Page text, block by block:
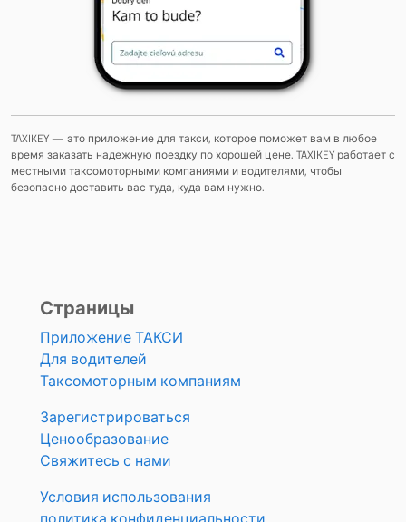
TAXIKEY — это приложение для такси, которое поможет вам в любое
время заказать надежную поездку по хорошей цене. TAXIKEY работает с
местными таксомоторными компаниями и водителями, чтобы
безопасно доставить вас туда, куда вам нужно.
Страницы
Приложение ТАКСИ
Для водителей
Таксомоторным компаниям
Зарегистрироваться
Ценообразование
Свяжитесь с нами
Условия использования